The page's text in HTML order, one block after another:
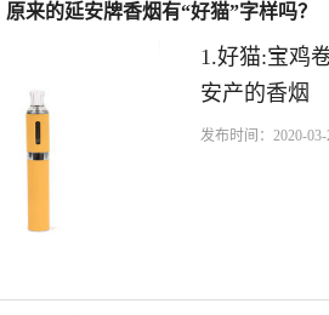
原来的延安牌香烟有“好猫”字样吗？
1.好猫:宝鸡
安产的香烟
发布时间：2020-